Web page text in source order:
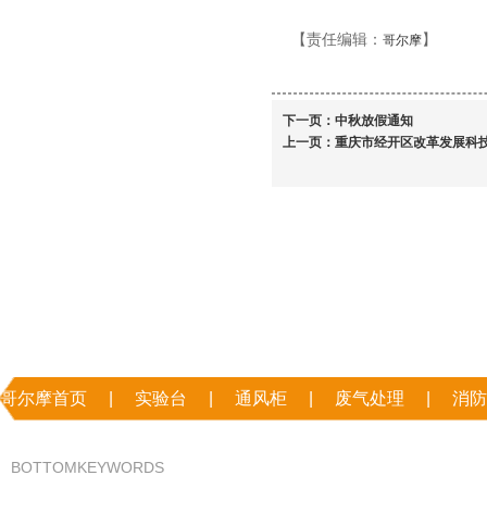
【责任编辑：哥尔摩】
下一页： 中秋放假通知
上一页： 重庆市经开区改革发展科
哥尔摩首页 实验台 通风柜 废气处理 消
BOTTOMKEYWORDS